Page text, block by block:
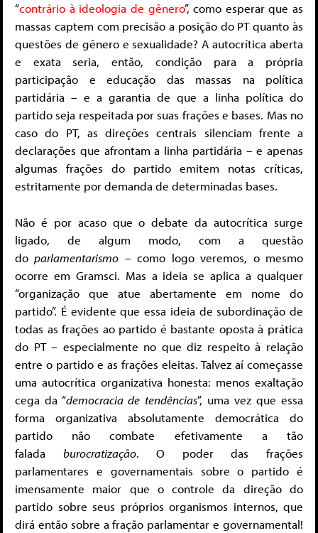
“contrário à ideologia de gênero”, como esperar que as
massas captem com precisão a posição do PT quanto às
questões de gênero e sexualidade? A autocrítica aberta
e exata seria, então, condição para a própria
participação e educação das massas na política
partidária – e a garantia de que a linha política do
partido seja respeitada por suas frações e bases. Mas no
caso do PT, as direções centrais silenciam frente a
declarações que afrontam a linha partidária – e apenas
algumas frações do partido emitem notas críticas,
estritamente por demanda de determinadas bases.
Não é por acaso que o debate da autocrítica surge
ligado, de algum modo, com a questão
doparlamentarismo – como logo veremos, o mesmo
ocorre em Gramsci. Mas a ideia se aplica a qualquer
“organização que atue abertamente em nome do
partido”. É evidente que essa ideia de subordinação de
todas as frações ao partido é bastante oposta à prática
do PT – especialmente no que diz respeito à relação
entre o partido e as frações eleitas. Talvez aí começasse
uma autocrítica organizativa honesta: menos exaltação
cega da “democracia de tendências”, uma vez que essa
forma organizativa absolutamente democrática do
partido não combate efetivamente a tão
falada burocratização. O poder das frações
parlamentares e governamentais sobre o partido é
imensamente maior que o controle da direção do
partido sobre seus próprios organismos internos, que
dirá então sobre a fração parlamentar e governamental!